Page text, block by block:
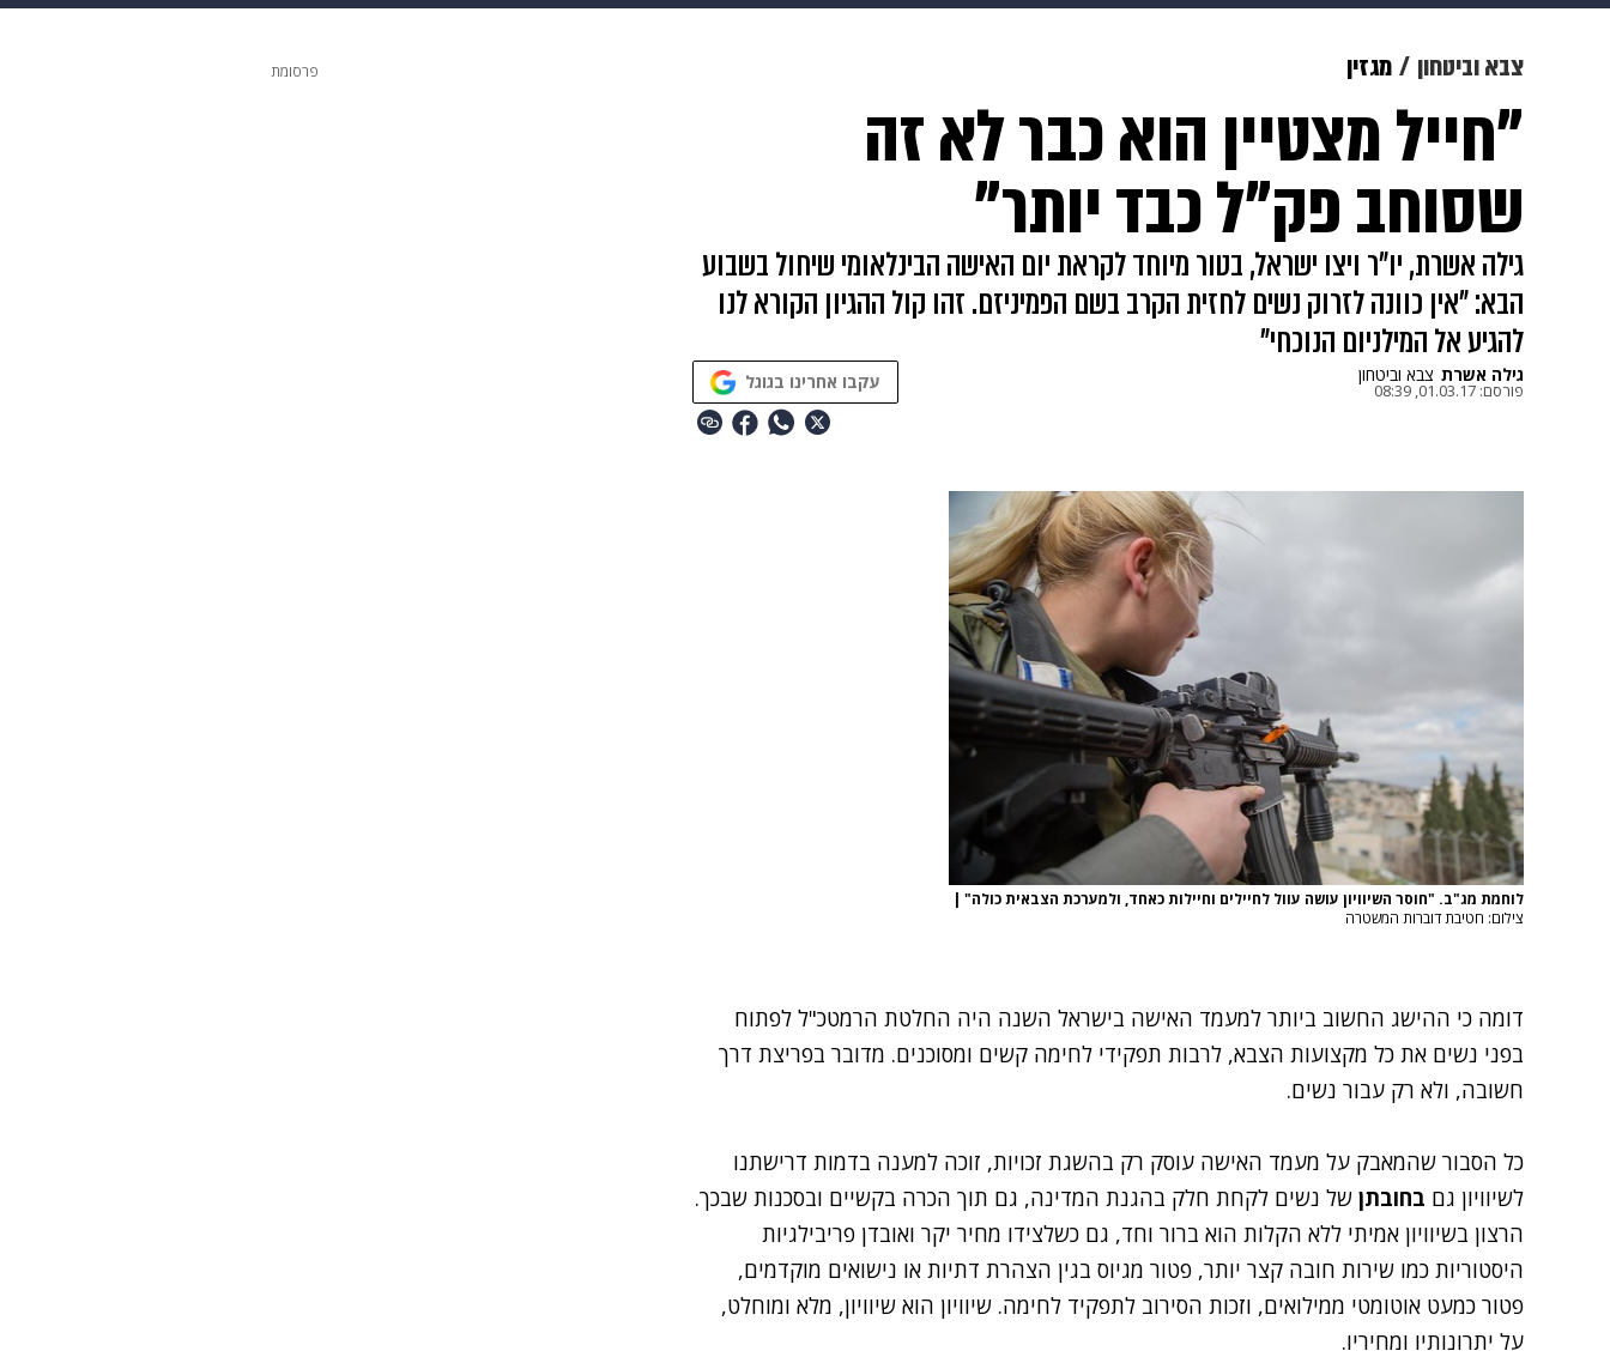
תרבות
גאווה ויוה תשעה חודשים מתכונים
צבא וביטחון מגזין
"חייל מצטיין הוא כבר לא זה
שסוחב פק"ל כבד יותר"
גילה אשרת, יו"ר ויצו ישראל, בטור מיוחד לקראת יום האישה הבינלאומי שיחול בשבוע
הבא: "אין כוונה לזרוק נשים לחזית הקרב בשם הפמיניזם. זהו קול ההגיון הקורא לנו
להגיע אל המילניום הנוכחי"
גילה אשרת צבא וביטחון
פורסם: 01.03.17, 08:39 עקבו אחרינו בגוגל
לוחמת מג"ב. "חוסר השיוויון עושה עוול לחיילים וחיילות כאחד, ולמערכת הצבאית כולה" |
צילום: חטיבת דוברות המשטרה
דומה כי ההישג החשוב ביותר למעמד האישה בישראל השנה היה החלטת הרמטכ"ל לפתוח
בפני נשים את כל מקצועות הצבא, לרבות תפקידי לחימה קשים ומסוכנים. מדובר בפריצת דרך
חשובה, ולא רק עבור נשים.
כל הסבור שהמאבק על מעמד האישה עוסק רק בהשגת זכויות, זוכה למענה בדמות דרישתנו
לשיוויון גם בחובתן של נשים לקחת חלק בהגנת המדינה, גם תוך הכרה בקשיים ובסכנות שבכך.
הרצון בשיוויון אמיתי ללא הקלות הוא ברור וחד, גם כשלצידו מחיר יקר ואובדן פריבילגיות
היסטוריות כמו שירות חובה קצר יותר, פטור מגיוס בגין הצהרת דתיות או נישואים מוקדמים,
פטור כמעט אוטומטי ממילואים, וזכות הסירוב לתפקיד לחימה. שיוויון הוא שיוויון, מלא ומוחלט,
על יתרונותיו ומחיריו.
פרסומת